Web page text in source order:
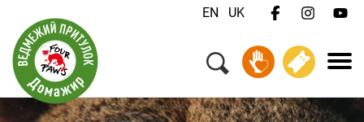
EN UK
Меню
Ваш візит
Добробут тварин
Про нас